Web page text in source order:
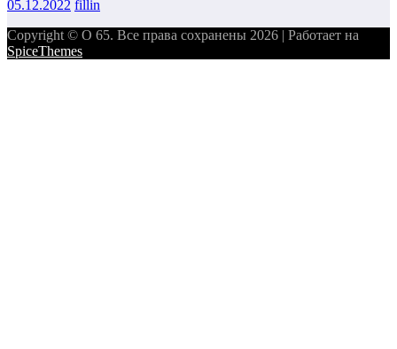
05.12.2022 fillin
Copyright © О 65. Все права сохранены 2026 | Работает на
SpiceThemes